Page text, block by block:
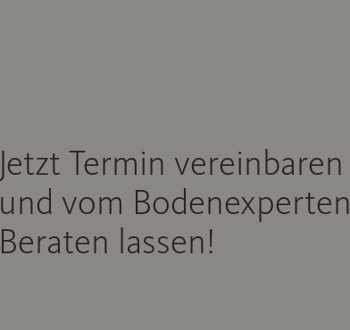
Jetzt Termin vereinbaren
und vom Bodenexperten
Beraten lassen!